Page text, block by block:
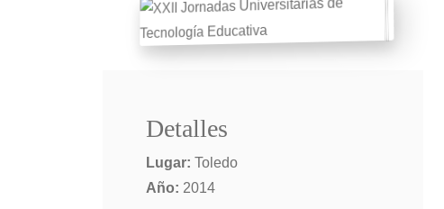
Detalles
Lugar: Toledo
Año: 2014